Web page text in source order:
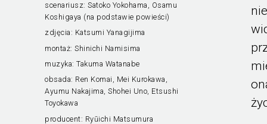
scenariusz:Satoko Yokohama, Osamu
Koshigaya (na podstawie powieści)
zdjęcia: Katsumi Yanagijima
montaż:Shinichi Namisima
muzyka:Takuma Watanabe
obsada: Ren Komai, Mei Kurokawa,
Ayumu Nakajima, Shohei Uno, Etsushi
Toyokawa
producent: Ryūichi Matsumura